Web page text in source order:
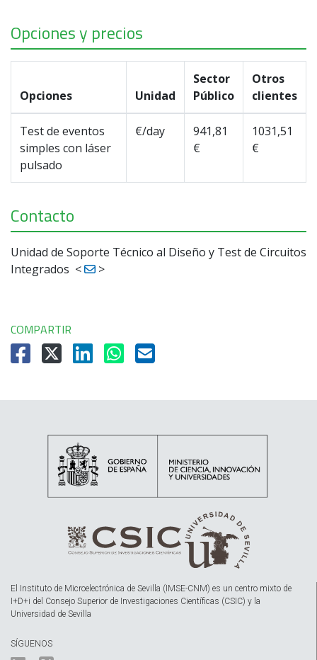
Opciones y precios
Opciones Unidad
Sector
Público
Otros
clientes
Test de eventos
simples con láser
pulsado
€/day
941,81
€
1031,51
€
Contacto
Unidad de Soporte Técnico al Diseño y Test de Circuitos
Integrados < >
COMPARTIR
El Instituto de Microelectrónica de Sevilla (IMSE-CNM) es un centro mixto de
I+D+i del Consejo Superior de Investigaciones Científicas (CSIC) y la
Universidad de Sevilla
SÍGUENOS